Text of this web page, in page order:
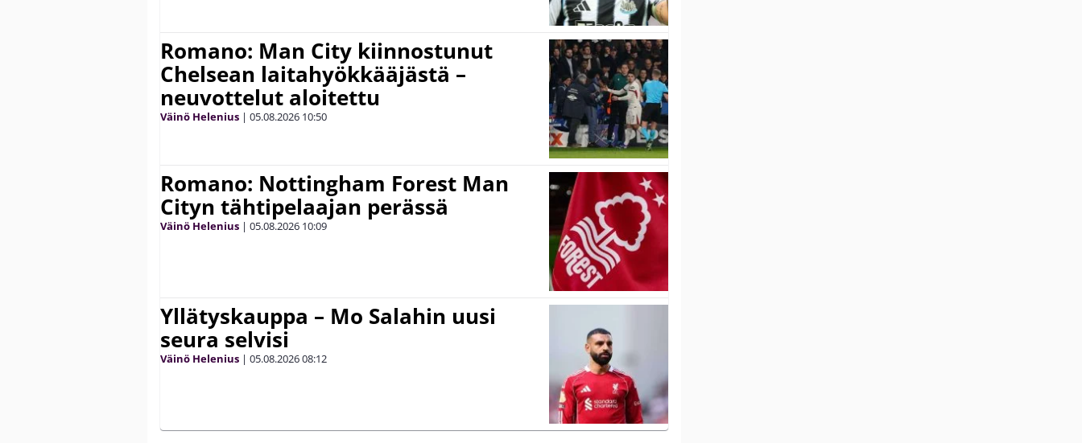
Romano: Man City kiinnostunut
Chelsean laitahyökkääjästä –
neuvottelut aloitettu
Väinö Helenius | 05.08.2026 10:50
Romano: Nottingham Forest Man
Cityn tähtipelaajan perässä
Väinö Helenius | 05.08.2026 10:09
Yllätyskauppa – Mo Salahin uusi
seura selvisi
Väinö Helenius | 05.08.202608:12